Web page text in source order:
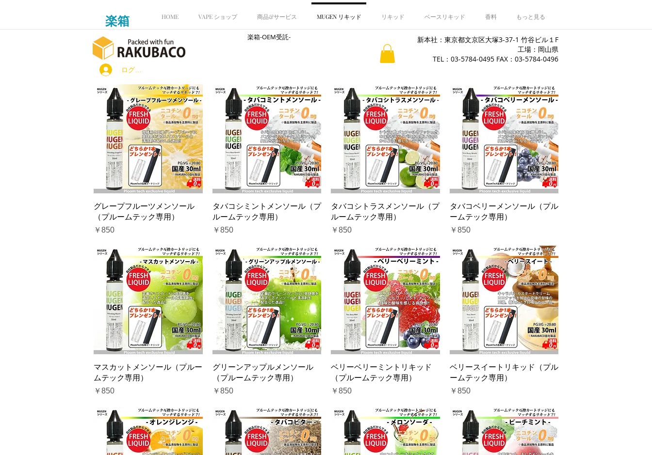
楽箱 HOME VAPE ショップ 商品&サービス MUGEN リキッド リキッド ベースリキッド 香料 もっと見る
楽箱-OEM受託-
ログイン
新本社：東京都文京区大塚3-37-1 竹谷ビル１F
工場：岡山県
​TEL：03-5784-0495 FAX：03-5784-0496
​会社概要
クイックビュー
グレープフルーツメンソール
（プルームテック専用）
価格
￥850
クイックビュー
タバコシミントメンソール（プ
ルームテック専用）
価格
￥850
クイックビュー
タバコシトラスメンソール（プ
ルームテック専用）
価格
￥850
クイックビュー
タバコベリーメンソール（プル
ームテック専用）
価格
￥850
クイックビュー
マスカットメンソール（プルー
ムテック専用）
価格
￥850
クイックビュー
グリーンアップルメンソール
（プルームテック専用）
価格
￥850
クイックビュー
ベリーベリーミントリキッド
（プルームテック専用）
価格
￥850
クイックビュー
ベリースイートリキッド（プル
ームテック専用）
価格
￥850